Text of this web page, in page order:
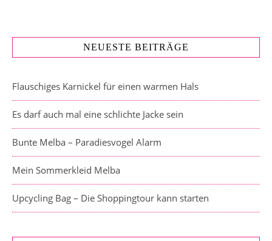
NEUESTE BEITRÄGE
Flauschiges Karnickel für einen warmen Hals
Es darf auch mal eine schlichte Jacke sein
Bunte Melba – Paradiesvogel Alarm
Mein Sommerkleid Melba
Upcycling Bag – Die Shoppingtour kann starten